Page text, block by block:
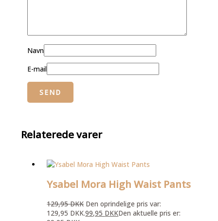
Navn
E-mail
Relaterede varer
Ysabel Mora High Waist Pants
129,95DKK Den oprindelige pris var:
129,95 DKK.99,95 DKKDen aktuelle pris er: